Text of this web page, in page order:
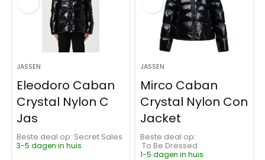
JASSEN
Eleodoro Caban
Crystal Nylon C
Jas
Beste deal op:
Secret Sales
3-5 dagen in huis
JASSEN
Mirco Caban
Crystal Nylon Con
Jacket
Beste deal op:
To Be Dressed
1-5 dagen in huis